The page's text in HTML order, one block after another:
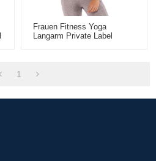
Frauen Fitness Yoga
Langarm Private Label
1